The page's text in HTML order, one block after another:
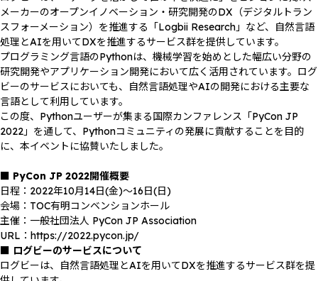
メーカーのオープンイノベーション・研究開発のDX（デジタルトラン
スフォーメーション）を推進する「Logbii Research」など、自然言語
処理とAIを用いてDXを推進するサービス群を提供しています。
プログラミング言語のPythonは、機械学習を始めとした幅広い分野の
研究開発やアプリケーション開発において広く活用されています。ログ
ビーのサービスにおいても、自然言語処理やAIの開発における主要な
言語として利用しています。
この度、Pythonユーザーが集まる国際カンファレンス「PyCon JP
2022」を通して、Pythonコミュニティの発展に貢献することを目的
に、本イベントに協賛いたしました。
■ PyCon JP 2022開催概要
日程：2022年10月14日(金)～16日(日)
会場：TOC有明コンベンションホール
主催：一般社団法人 PyCon JP Association
URL：https://2022.pycon.jp/
■ ログビーのサービスについて
ログビーは、自然言語処理とAIを用いてDXを推進するサービス群を提